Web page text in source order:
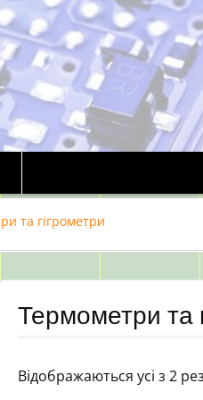
та гігрометри
Термометри та
Відображаються усі з 2